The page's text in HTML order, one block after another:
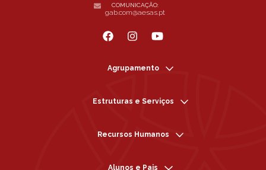
COMUNICAÇÃO:
gab.com@aesas.pt
Agrupamento
Estruturas e Serviços
Recursos Humanos
Alunos e Pais